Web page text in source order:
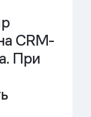
CRM-
. При